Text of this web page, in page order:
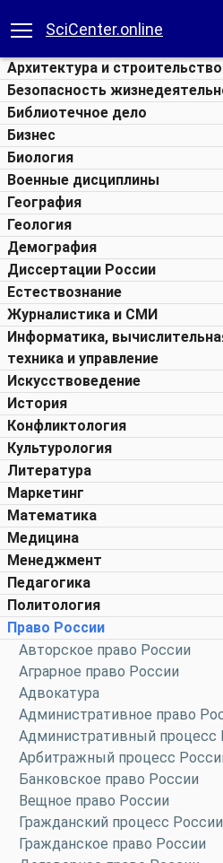
SciCenter.online
Архитектура и строительство
Безопасность
Библиотечное дело
Бизнес
Биология
Военные дисциплины
География
Геология
Демография
Диссертации России
Естествознание
Журналистика и СМИ
Информатика,
техника и управление
Искусствоведение
История
Конфликтология
Культурология
Литература
Маркетинг
Математика
Медицина
Менеджмент
Педагогика
Политология
Право России
Авторское право России
Аграрное право России
Адвокатура
Административное право
Административный процесс
Арбитражный процесс
Банковское право России
Вещное право России
Гражданский процесс России
Гражданское право России